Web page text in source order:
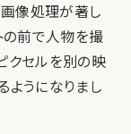
像処理が著し
の前で人物を撮
クセルを別の映
ようになりまし